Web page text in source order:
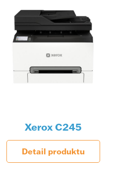
Xerox C245
Detail produktu